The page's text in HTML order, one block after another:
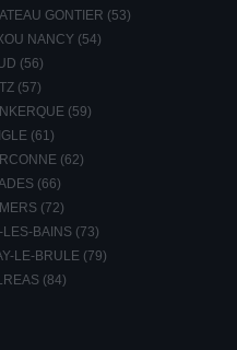
GONTIER (53)
NANCY (54)
(56)
(57)
(59)
(61)
(62)
(66)
(72)
BAINS (73)
LE-BRULE (79)
(84)